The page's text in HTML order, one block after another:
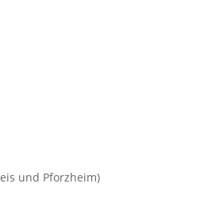
und Pforzheim)